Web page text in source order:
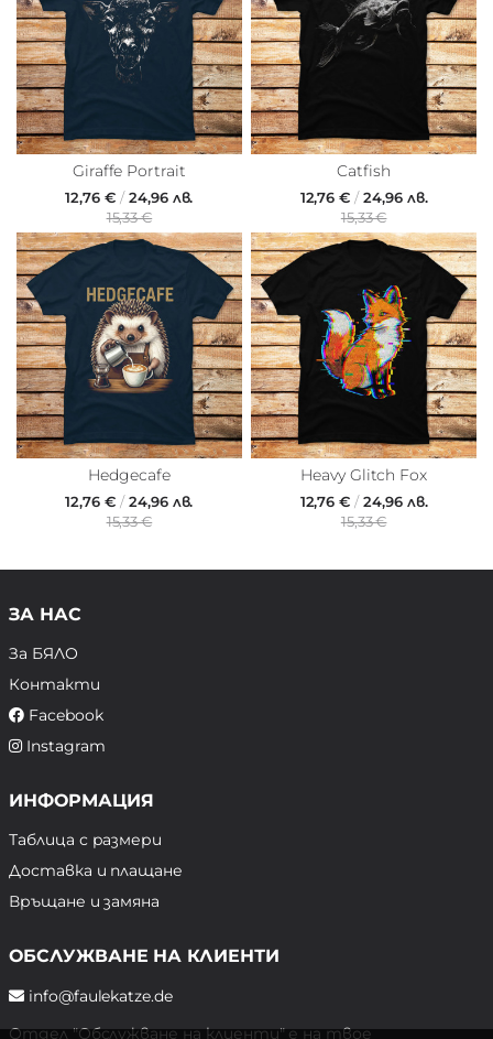
Giraffe Portrait
12,76 € /24,96 лв.
15,33 €
Catfish
12,76 €/24,96 лв.
15,33 €
Hedgecafe
12,76 € /24,96 лв.
15,33 €
Heavy Glitch Fox
12,76 €/24,96 лв.
15,33 €
ЗА НАС
За БЯЛО
Контакти
Facebook
Instagram
ИНФОРМАЦИЯ
Таблица с размери
Доставка и плащане
Връщане и замяна
ОБСЛУЖВАНЕ НА КЛИЕНТИ
info@faulekatze.de
Отдел "Обслужване на клиенти" е на твое